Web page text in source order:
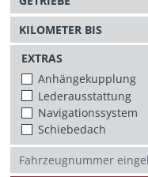
EXTRAS
Anhängekupplung
Lederausstattung
Navigationssystem
Schiebedach